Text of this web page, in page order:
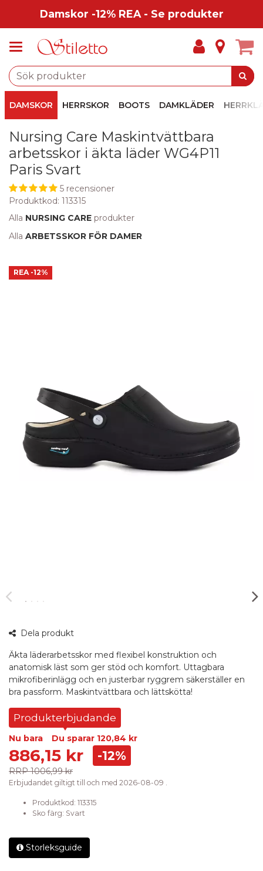
Damskor -12% REA - Se produkter
DAMSKOR HERRSKOR BOOTS DAMKLÄDER
Nursing Care Maskintvättbara
arbetsskor i äkta läder WG4P11
Paris Svart
5 recensioner
Produktkod: 113315
Alla NURSING CARE produkter
Alla ARBETSSKOR FÖR DAMER
bild
REA -12%
Dela produkt
Äkta läderarbetsskor med flexibel konstruktion och
anatomisk läst som ger stöd och komfort. Uttagbara
mikrofiberinlägg och en justerbar ryggrem säkerställer en
bra passform. Maskintvättbara och lättskötta!
Produkterbjudande
Nu bara Du sparar 120,84 kr
886,15 kr
RRP 1006,99 kr
-12%
Erbjudandet giltigt till och med 2026-08-09 .
Produktkod: 113315
Sko färg: Svart
Storleksguide